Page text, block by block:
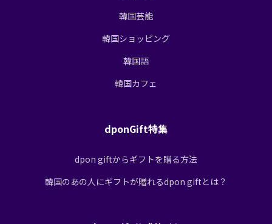
韓国芸能
韓国ショッピング
韓国語
韓国カフェ
dponGift特集
dpon giftからギフトを贈る方法
韓国のあの人にギフトが贈れるdpon giftとは？